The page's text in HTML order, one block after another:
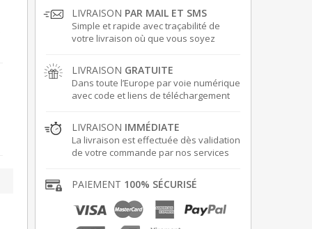
LIVRAISON PAR MAIL ET SMS
Simple et rapide avec traçabilité de
votre livraison où que vous soyez
LIVRAISON GRATUITE
Dans toute l’Europe par voie numérique
avec code et liens de téléchargement
LIVRAISON IMMÉDIATE
La livraison est effectuée dès validation
de votre commande par nos services
PAIEMENT 100% SÉCURISÉ